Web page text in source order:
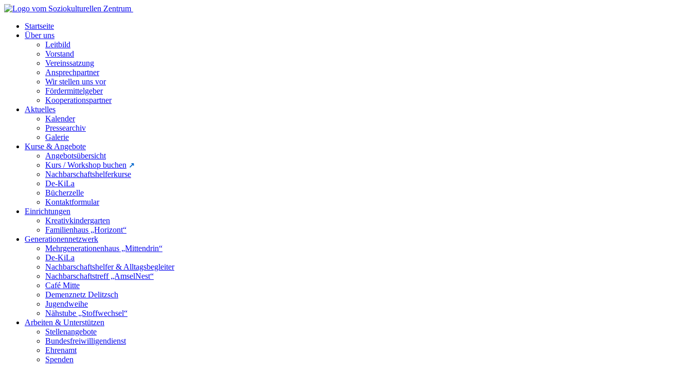
Startseite
Über uns
Leitbild
Vorstand
Vereinssatzung
Ansprechpartner
Wir stellen uns vor
Fördermittelgeber
Kooperationspartner
Aktuelles
Kalender
Pressearchiv
Galerie
Kurse & Angebote
Angebotsübersicht
Kurs / Workshop buchen
Nachbarschaftshelferkurse
De-KiLa
Bücherzelle
Kontaktformular
Einrichtungen
Kreativkindergarten
Familienhaus „Horizont“
Generationennetzwerk
Mehrgenerationenhaus „Mittendrin“
De-KiLa
Nachbarschaftshelfer & Alltagsbegleiter
Nachbarschaftstreff „AmselNest“
Café Mitte
Demenznetz Delitzsch
Jugendweihe
Nähstube „Stoffwechsel“
Arbeiten & Unterstützen
Stellenangebote
Bundesfreiwilligendienst
Ehrenamt
Spenden